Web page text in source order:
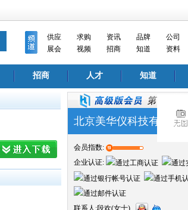
供应 求购 资讯 品牌 公司
展会
视频 招商 知道 资料
招商 人才 知道
北京美华仪科技有限公司
会员指数:
企业认证: